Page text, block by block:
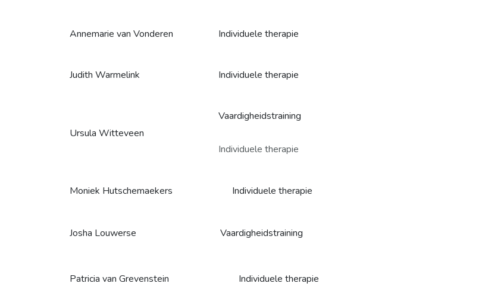
Annemarie van Vonderen Individuele therapie
Judith Warmelink Individuele therapie
Ursula Witteveen
Vaardigheidstraining
Individuele therapie
Moniek Hutschemaekers Individuele therapie
Josha Louwerse Vaardigheidstraining
Patricia van Grevenstein Individuele therapie